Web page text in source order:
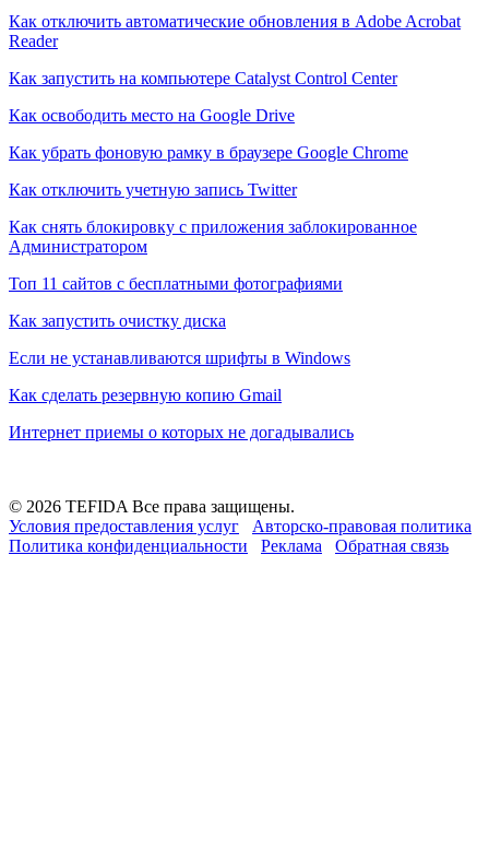
Как отключить автоматические обновления в Adobe Acrobat
Reader
Как запустить на компьютере Catalyst Control Center
Как освободить место на Google Drive
Как убрать фоновую рамку в браузере Google Chrome
Как отключить учетную запись Twitter
Как снять блокировку с приложения заблокированное
Администратором
Топ 11 сайтов с бесплатными фотографиями
Как запустить очистку диска
Если не устанавливаются шрифты в Windows
Как сделать резервную копию Gmail
Интернет приемы о которых не догадывались
© 2026 TEFIDA Все права защищены.
Условия предоставления услуг
Авторско-правовая политика
Политика конфиденциальности
Реклама Обратная связь